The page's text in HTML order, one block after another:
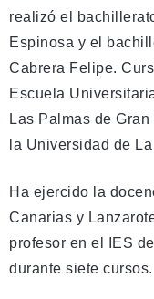
realizó el
Espinosa y el
Cabrera Felipe.
Escuela
Las Palmas de
la Universidad de
Ha ejercido la
Canarias y
profesor en el IES
durante siete cursos.